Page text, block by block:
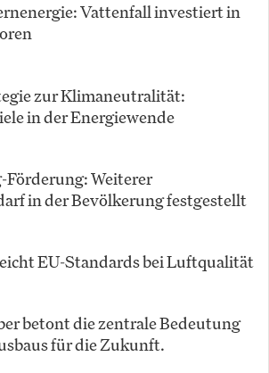
Vattenfall investiert in
zur Klimaneutralität:
in der Energiewende
Weiterer
in der Bevölkerung festgestellt
EU-Standards bei Luftqualität
betont die zentrale Bedeutung
für die Zukunft.